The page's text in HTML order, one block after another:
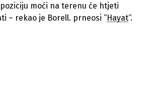
moći na terenu će htjeti
– rekao je Borell. prneosi “Hayat“.